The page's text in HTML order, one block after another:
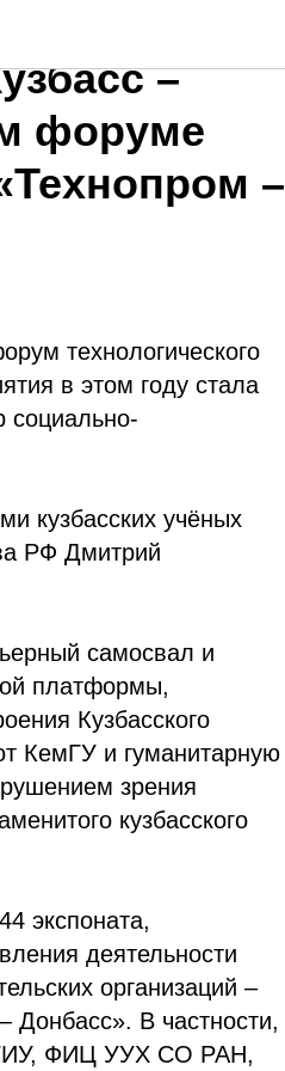
–
форуме
–
технологического
в этом году стала
социально-
кузбасских учёных
РФ Дмитрий
самосвал и
платформы,
Кузбасского
КемГУ и гуманитарную
зрения
кузбасского
экспоната,
деятельности
организаций –
Донбасс». В частности,
ФИЦ УУХ СО РАН,